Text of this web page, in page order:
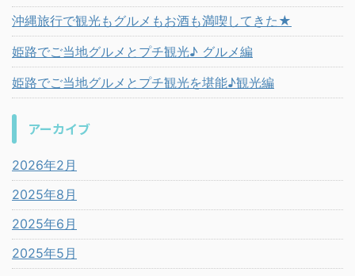
沖縄旅行で観光もグルメもお酒も満喫してきた★
姫路でご当地グルメとプチ観光♪ グルメ編
姫路でご当地グルメとプチ観光を堪能♪観光編
アーカイブ
2026年2月
2025年8月
2025年6月
2025年5月